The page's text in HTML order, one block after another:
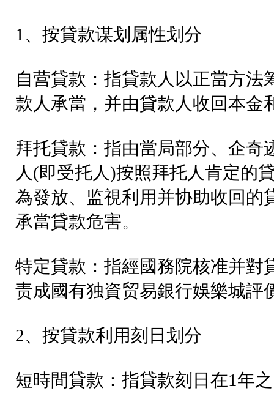
1、按貸款谋划属性划分
自营貸款：指貸款人以正當方
款人承當，并由貸款人收回本金
拜托貸款：指由當局部分、企奇
人(即受托人)按照拜托人肯定的
為發放、监視利用并协助收回的
承當貸款危害。
特定貸款：指經國務院核准并對
责成國有独資贸易銀行娛樂城評
2、按貸款利用刻日划分
短時間貸款：指貸款刻日在1年